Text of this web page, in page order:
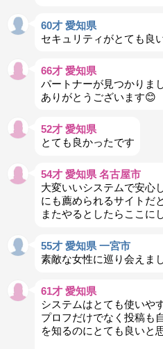
60才 愛知県
セキュリティがとても良
66才 愛知県
パートナーが見つかりま
ありがとうございます😊
52才 愛知県
とても良かったです
54才 愛知県 名古屋市
大変いいシステムで安心
にも薦められるサイトだ
またやるとしたらここに
55才 愛知県 一宮市
素敵な女性に巡り会えまし
61才 愛知県
システムはとても使いや
プロフだけでなく投稿も
を知るのにとても良いと